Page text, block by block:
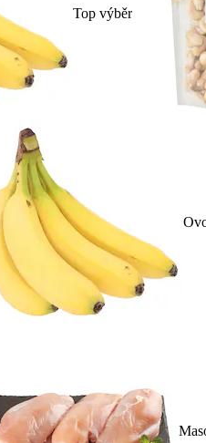
Top výběr